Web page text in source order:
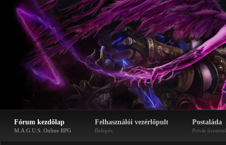
Fórum kezdőlap
M.A.G.U.S. Online RPG
Felhasználói vezérlőpult
Belépés
Postaláda
Privát